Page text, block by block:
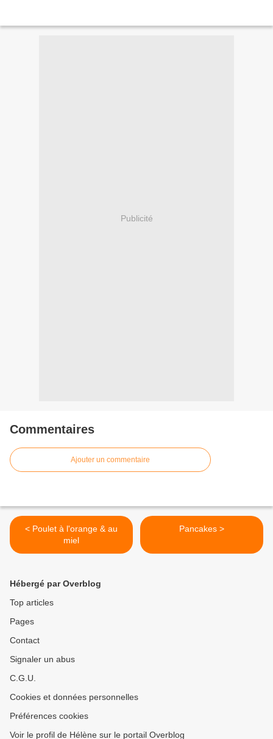
Publicité
Commentaires
Ajouter un commentaire
< Poulet à l'orange & au
miel
Pancakes >
Hébergé par Overblog
Top articles
Pages
Contact
Signaler un abus
C.G.U.
Cookies et données personnelles
Préférences cookies
Voir le profil de Hélène sur le portail Overblog